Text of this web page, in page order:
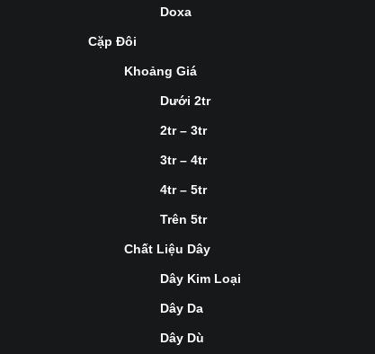
Doxa
Cặp Đôi
Khoảng Giá
Dưới 2tr
2tr – 3tr
3tr – 4tr
4tr – 5tr
Trên 5tr
Chất Liệu Dây
Dây Kim Loại
Dây Da
Dây Dù